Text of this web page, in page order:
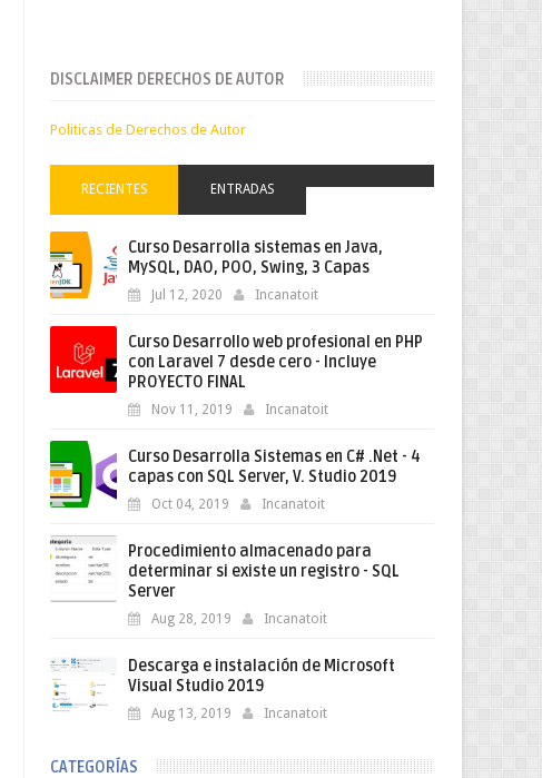
DISCLAIMER DERECHOS DE AUTOR
Politicas de Derechos de Autor
RECIENTES ENTRADAS
Curso Desarrolla sistemas en Java,
MySQL, DAO, POO, Swing, 3 Capas
Jul 12, 2020 Incanatoit
Curso Desarrollo web profesional en PHP
con Laravel 7 desde cero - Incluye
PROYECTO FINAL
Nov 11, 2019 Incanatoit
Curso Desarrolla Sistemas en C# .Net - 4
capas con SQL Server, V. Studio 2019
Oct 04, 2019 Incanatoit
Procedimiento almacenado para
determinar si existe un registro - SQL
Server
Aug 28, 2019 Incanatoit
Descarga e instalación de Microsoft
Visual Studio 2019
Aug 13, 2019 Incanatoit
CATEGORÍAS